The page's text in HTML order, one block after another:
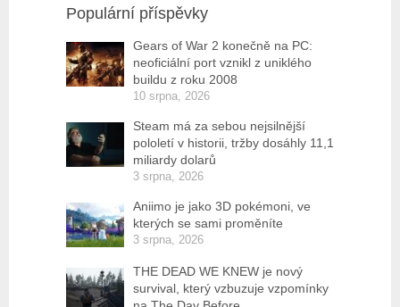
Populární příspěvky
Gears of War 2 konečně na PC:
neoficiální port vznikl z uniklého
buildu z roku 2008
10 srpna, 2026
Steam má za sebou nejsilnější
pololetí v historii, tržby dosáhly 11,1
miliardy dolarů
3 srpna, 2026
Aniimo je jako 3D pokémoni, ve
kterých se sami proměníte
3 srpna, 2026
THE DEAD WE KNEW je nový
survival, který vzbuzuje vzpomínky